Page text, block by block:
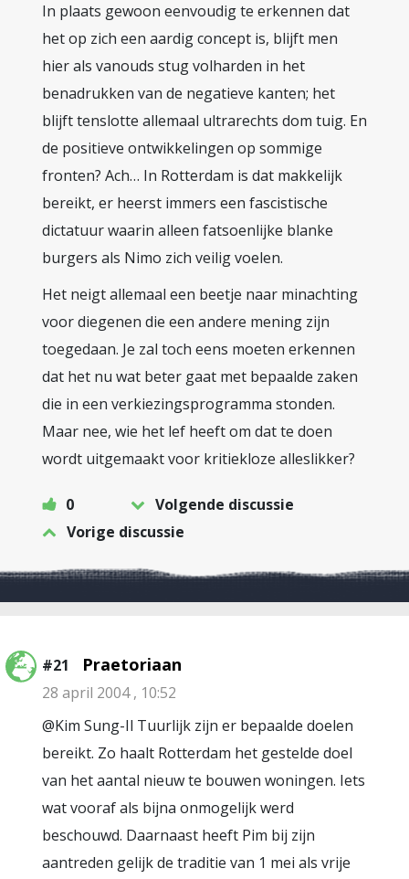
In plaats gewoon eenvoudig te erkennen dat
het op zich een aardig concept is, blijft men
hier als vanouds stug volharden in het
benadrukken van de negatieve kanten; het
blijft tenslotte allemaal ultrarechts dom tuig. En
de positieve ontwikkelingen op sommige
fronten? Ach… In Rotterdam is dat makkelijk
bereikt, er heerst immers een fascistische
dictatuur waarin alleen fatsoenlijke blanke
burgers als Nimo zich veilig voelen.
Het neigt allemaal een beetje naar minachting
voor diegenen die een andere mening zijn
toegedaan. Je zal toch eens moeten erkennen
dat het nu wat beter gaat met bepaalde zaken
die in een verkiezingsprogramma stonden.
Maar nee, wie het lef heeft om dat te doen
wordt uitgemaakt voor kritiekloze alleslikker?
0
Volgende discussie
Vorige discussie
#21 Praetoriaan
28 april 2004 , 10:52
@Kim Sung-Il Tuurlijk zijn er bepaalde doelen
bereikt. Zo haalt Rotterdam het gestelde doel
van het aantal nieuw te bouwen woningen. Iets
wat vooraf als bijna onmogelijk werd
beschouwd. Daarnaast heeft Pim bij zijn
aantreden gelijk de traditie van 1 mei als vrije